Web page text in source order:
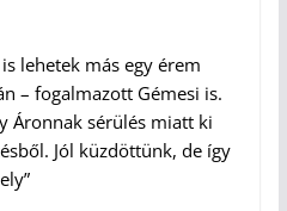
lehetek más egy érem
– fogalmazott Gémesi is.
Áronnak sérülés miatt ki
Jól küzdöttünk, de így